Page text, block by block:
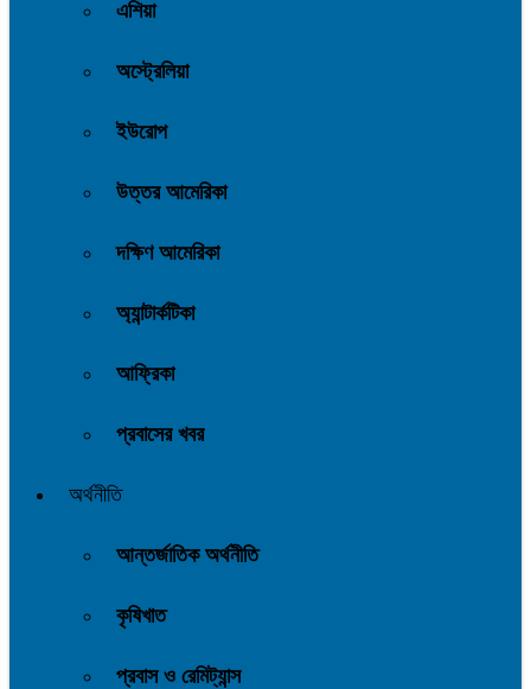
এশিয়া
অস্ট্রেলিয়া
ইউরোপ
উত্তর আমেরিকা
দক্ষিণ আমেরিকা
অ্যান্টার্কটিকা
আফ্রিকা
প্রবাসের খবর
অর্থনীতি
আন্তর্জাতিক অর্থনীতি
কৃষিখাত
প্রবাস ও রেমিট্যান্স